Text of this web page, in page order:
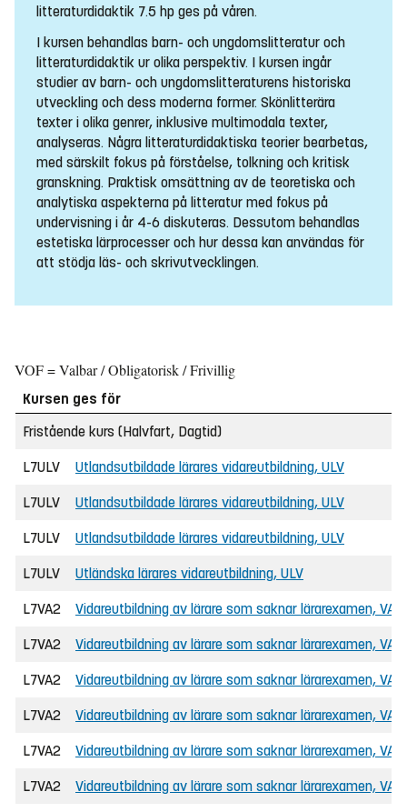
litteraturdidaktik 7.5 hp ges på våren.
I kursen behandlas barn- och ungdomslitteratur och
litteraturdidaktik ur olika perspektiv. I kursen ingår
studier av barn- och ungdomslitteraturens historiska
utveckling och dess moderna former. Skönlitterära
texter i olika genrer, inklusive multimodala texter,
analyseras. Några litteraturdidaktiska teorier bearbetas,
med särskilt fokus på förståelse, tolkning och kritisk
granskning. Praktisk omsättning av de teoretiska och
analytiska aspekterna på litteratur med fokus på
undervisning i år 4-6 diskuteras. Dessutom behandlas
estetiska lärprocesser och hur dessa kan användas för
att stödja läs- och skrivutvecklingen.
VOF = Valbar / Obligatorisk / Frivillig
Kursen ges för
Fristående kurs (Halvfart, Dagtid)
L7ULV Utlandsutbildade lärares vidareutbildning, ULV
L7ULV Utlandsutbildade lärares vidareutbildning, ULV
L7ULV Utlandsutbildade lärares vidareutbildning, ULV
L7ULV Utländska lärares vidareutbildning, ULV
L7VA2 Vidareutbildning av lärare som saknar lärarexamen, VAL
L7VA2 Vidareutbildning av lärare som saknar lärarexamen, VAL
L7VA2 Vidareutbildning av lärare som saknar lärarexamen, VAL
L7VA2 Vidareutbildning av lärare som saknar lärarexamen, VAL
L7VA2 Vidareutbildning av lärare som saknar lärarexamen, VAL
L7VA2 Vidareutbildning av lärare som saknar lärarexamen, VAL